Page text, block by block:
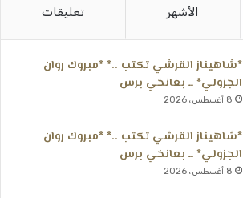
الأشهر تعليقات
*شاهيناز القرشي تكتب ..* *مبروك روان
الجزولي* ــ بعانخي برس
8 أغسطس، 2026
*شاهيناز القرشي تكتب ..* *مبروك روان
الجزولي* ــ بعانخي برس
8 أغسطس، 2026